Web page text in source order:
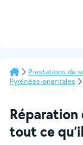
Prestations de
Pyrénées-orientales
tout ce